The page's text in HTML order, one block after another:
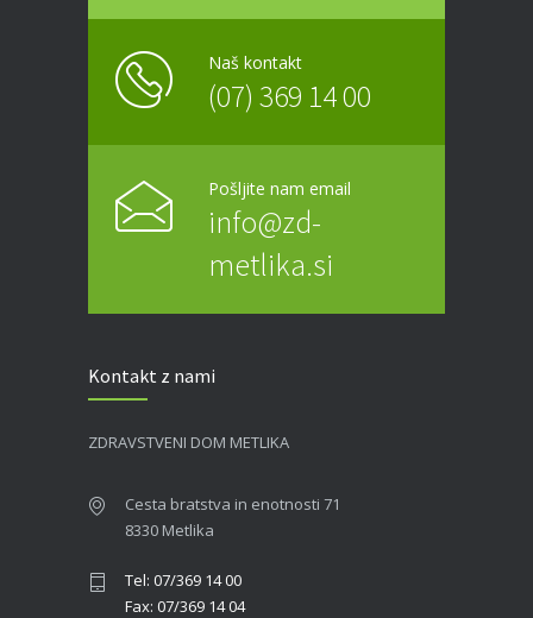
Naš kontakt
(07) 369 14 00
Pošljite nam email
info@zd-
metlika.si
Kontakt z nami
ZDRAVSTVENI DOM METLIKA
Cesta bratstva in enotnosti 71
8330 Metlika
Tel: 07/369 14 00
Fax: 07/369 14 04